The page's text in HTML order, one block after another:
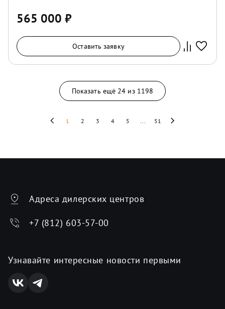
565 000 ₽
Оставить заявку
Показать ещё 24 из 1198
1 2 3 4 5 51
Адреса дилерских центров
+7 (812) 603-57-00
Узнавайте интересные новости первыми